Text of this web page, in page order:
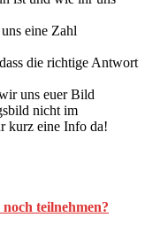
eine Zahl
die richtige Antwort
uns euer Bild
nicht im
kurz eine Info da!
teilnehmen?